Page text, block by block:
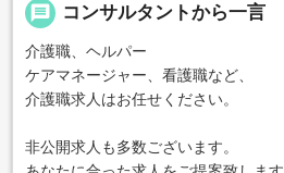
message コンサルタントから一言
介護職、ヘルパー
ケアマネージャー、看護職など、
介護職求人はお任せください。
非公開求人も多数ございます。